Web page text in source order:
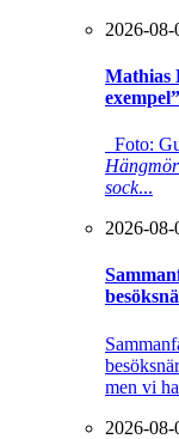
2026-08-
Mathias
exempel”
Foto:
sock...
2026-
men vi
2026-